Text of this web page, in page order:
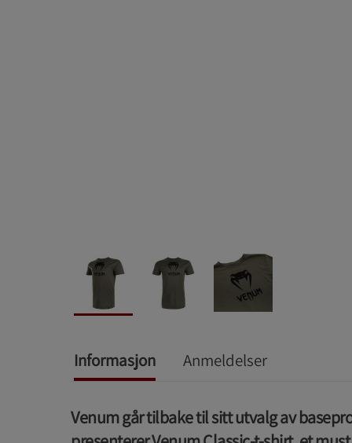
Informasjon Anmeldelser
Venum går tilbake til sitt utvalg av